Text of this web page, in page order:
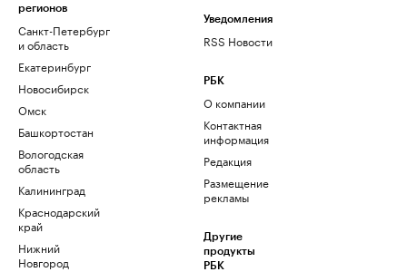
регионов
Санкт-Петербург
и область
Екатеринбург
Новосибирск
Омск
Башкортостан
Вологодская
область
Калининград
Краснодарский
край
Нижний
Новгород
Уведомления
RSS Новости
РБК
О компании
Контактная
информация
Редакция
Размещение
рекламы
Другие
продукты
РБК